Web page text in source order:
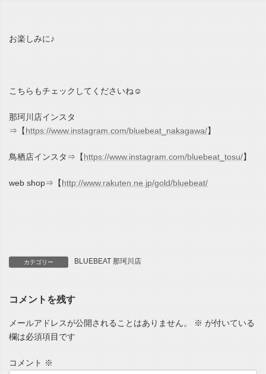
お楽しみに♪
こちらもチェックしてくださいね☺
那珂川店インスタ
⇒【https://www.instagram.com/bluebeat_nakagawa/】
鳥栖店インスタ⇒【https://www.instagram.com/bluebeat_tosu/】
web shop⇒【http://www.rakuten.ne.jp/gold/bluebeat/
カテゴリー BLUEBEAT 那珂川店
コメントを残す
メールアドレスが公開されることはありません。 ※が付いている
欄は必須項目です
コメント※